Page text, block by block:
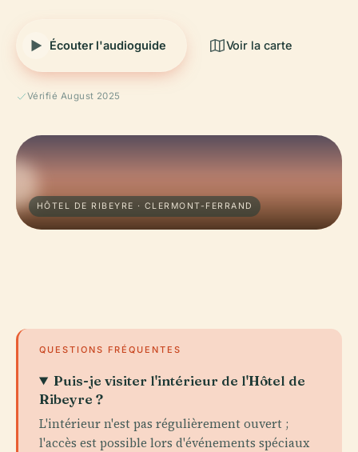
Écouter l'audioguide Voir la carte
Vérifié August 2025
HÔTEL DE RIBEYRE · CLERMONT-FERRAND
QUESTIONS FRÉQUENTES
Puis-je visiter l'intérieur de l'Hôtel de
Ribeyre ?
L'intérieur n'est pas régulièrement ouvert ;
l'accès est possible lors d'événements spéciaux